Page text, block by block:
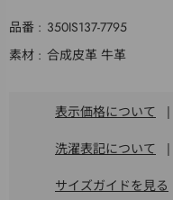
品番
350IS137-7795
素材
合成皮革 牛革
表示価格について |
洗濯表記について |
サイズガイドを見る